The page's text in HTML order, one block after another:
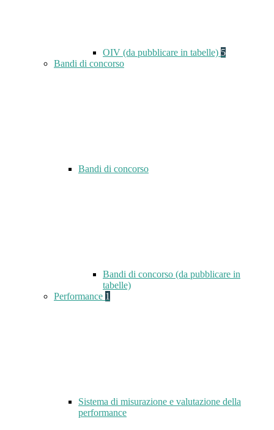
OIV (da pubblicare in tabelle) 5
Bandi di concorso
Bandi di concorso
Bandi di concorso (da pubblicare in
tabelle)
Performance 1
Sistema di misurazione e valutazione della
performance